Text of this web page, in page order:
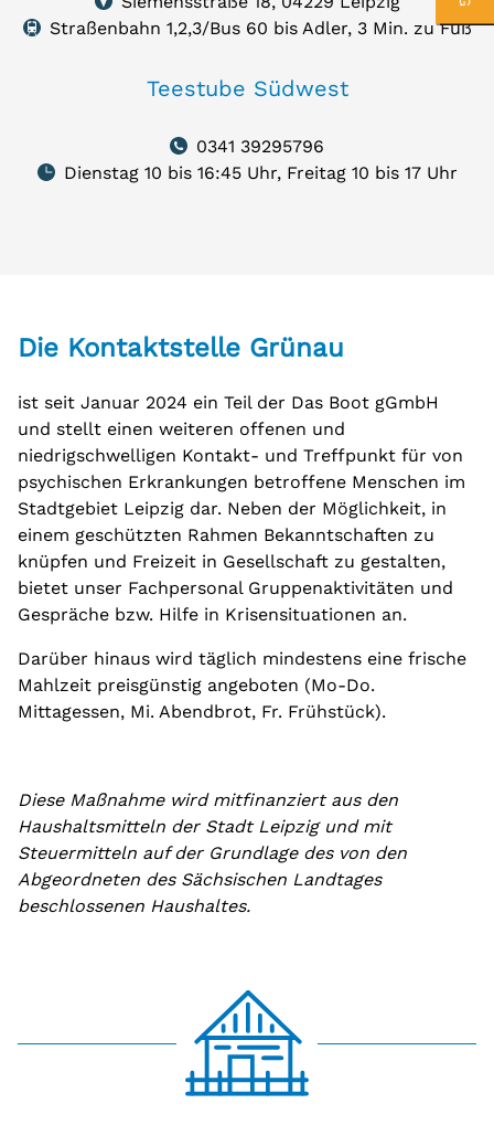
Leipzig
Karte
Straßenbahn 1,2,3/Bus 60 bis Adler, 3 Min. zu Fuß
Teestube Südwest
0341 39295796
Dienstag 10 bis 16:45 Uhr, Freitag 10 bis 17 Uhr
Die Kontaktstelle Grünau
ist seit Januar 2024 ein Teil der Das Boot gGmbH
und stellt einen weiteren offenen und
niedrigschwelligen Kontakt- und Treffpunkt für von
psychischen Erkrankungen betroffene Menschen im
Stadtgebiet Leipzig dar. Neben der Möglichkeit, in
einem geschützten Rahmen Bekanntschaften zu
knüpfen und Freizeit in Gesellschaft zu gestalten,
bietet unser Fachpersonal Gruppenaktivitäten und
Gespräche bzw. Hilfe in Krisensituationen an.
Darüber hinaus wird täglich mindestens eine frische
Mahlzeit preisgünstig angeboten (Mo-Do.
Mittagessen, Mi. Abendbrot, Fr. Frühstück).
Diese Maßnahme wird mitfinanziert aus den
Haushaltsmitteln der Stadt Leipzig und mit
Steuermitteln auf der Grundlage des von den
Abgeordneten des Sächsischen Landtages
beschlossenen Haushaltes.